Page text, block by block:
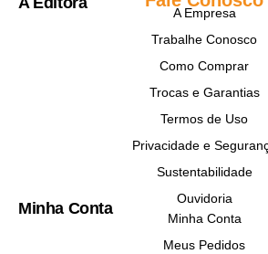
A Empresa
Trabalhe Conosco
Como Comprar
Trocas e Garantias
Termos de Uso
Privacidade e
Sustentabilidade
Ouvidoria
Minha Conta
Minha Conta
Meus Pedidos